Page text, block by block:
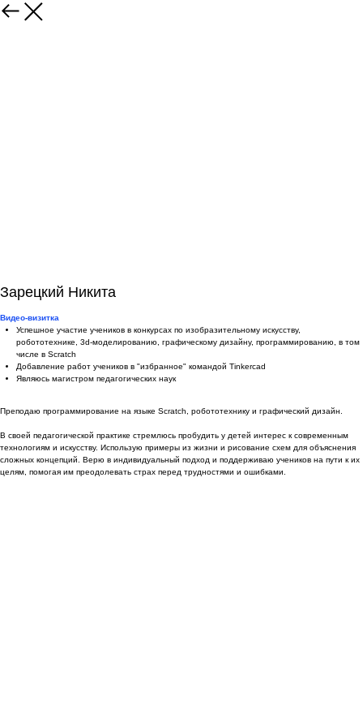
Зарецкий Никита
Видео-визитка
Успешное участие учеников в конкурсах по изобразительному искусству,
робототехнике, 3d-моделированию, графическому дизайну, программированию, в том
числе в Scratch
Добавление работ учеников в "избранное" командой Tinkercad
Являюсь магистром педагогических наук
Преподаю программирование на языке Scratch, робототехнику и графический дизайн.
В своей педагогической практике стремлюсь пробудить у детей интерес к современным
технологиям и искусству. Использую примеры из жизни и рисование схем для объяснения
сложных концепций. Верю в индивидуальный подход и поддерживаю учеников на пути к их
целям, помогая им преодолевать страх перед трудностями и ошибками.